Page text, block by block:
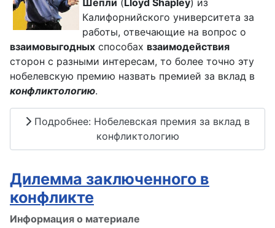
Калифорнийского университета за
работы, отвечающие на вопрос о
взаимовыгодных способах взаимодействия
сторон с разными интересам, то более точно эту
нобелевскую премию назвать премией за вклад в
конфликтологию.
Подробнее: Нобелевская премия за вклад в
конфликтологию
Дилемма заключенного в
конфликте
Информация о материале